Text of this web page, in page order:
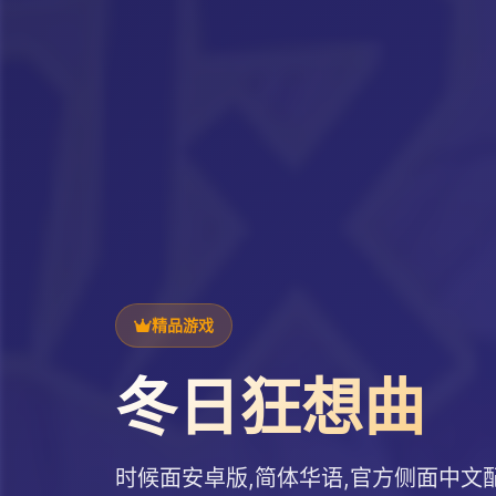
精品游戏
冬日狂想曲
时候面安卓版,简体华语,官方侧面中文